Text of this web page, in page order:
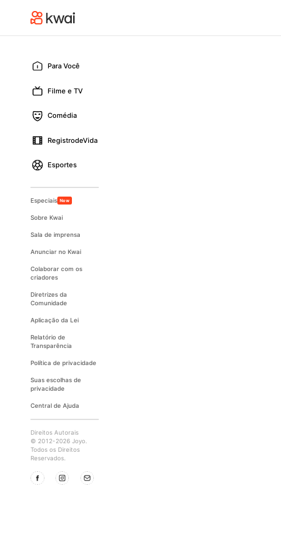
Para Você
Filme e TV
Comédia
RegistrodeVida
Esportes
Especiais New
Sobre Kwai
Sala de imprensa
Anunciar no Kwai
Colaborar com os
criadores
Diretrizes da
Comunidade
Aplicação da Lei
Relatório de
Transparência
Política de privacidade
Suas escolhas de
privacidade
Central de Ajuda
Direitos Autorais
© 2012-2026 Joyo.
Todos os Direitos
Reservados.